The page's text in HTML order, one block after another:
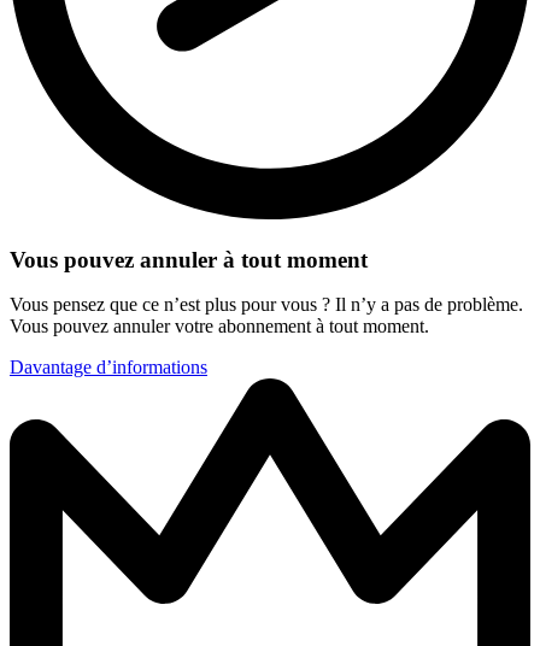
Vous pouvez annuler à tout moment
Vous pensez que ce n’est plus pour vous ? Il n’y a pas de problème.
Vous pouvez annuler votre abonnement à tout moment.
Davantage d’informations